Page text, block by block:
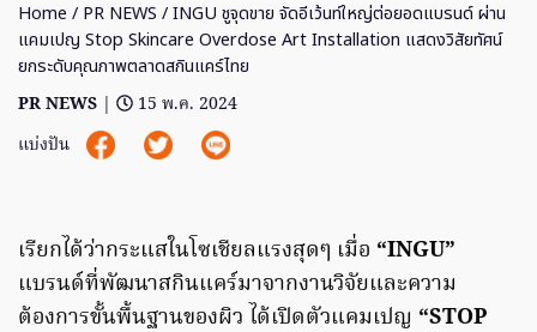
Home / PR NEWS / INGU ชูจุดขาย จัดอีเว้นท์ใหญ่ต่อยอดแบรนด์ ผ่าน
แคมเปญ Stop Skincare Overdose Art Installation แสดงวิสัยทัศน์
ยกระดับคุณภาพตลาดสกินแคร์ไทย
PR NEWS |
15 พ.ค. 2024
แบ่งปัน
เรียกได้ว่ากระแสในโซเชียลแรงสุดๆ เมื่อ “INGU”
แบรนด์ที่พัฒนาสกินแคร์มาจากงานวิจัยและความ
ต้องการขั้นพื้นฐานของผิว ได้เปิดตัวแคมเปญ “STOP